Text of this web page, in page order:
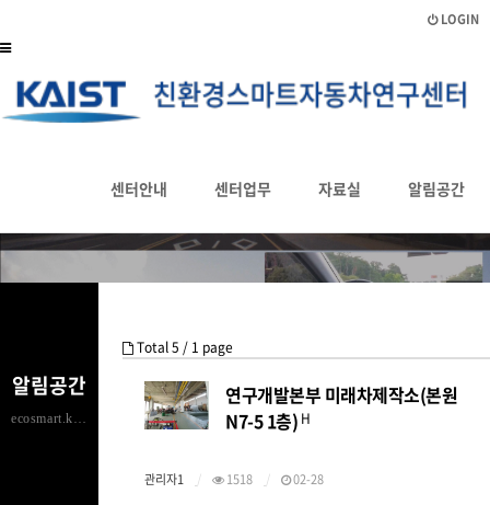
LOGIN
센터안내 센터업무 자료실 알림공간
센터시설 안내
HOME 알림공간 센터시설 안내
Total 5 / 1 page
연구개발본부 미래차제작소(본원
N7-5 1층) H
관리자1 1518 02-28
알림공간
ecosmart.kaist.ac.kr